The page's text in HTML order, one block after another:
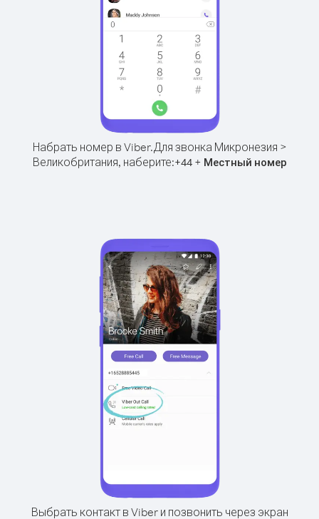
Набрать номер в Viber.Для звонка Микронезия >
Великобритания, наберите:+44+ Местный номер
Выбрать контакт в Viber и позвонить через экран